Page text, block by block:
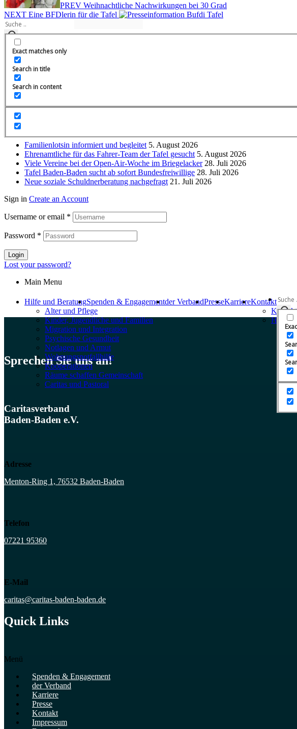
PREV Weihnachtliche Nachwirkungen bei 30 Grad
NEXT Eine BFDlerin für die Tafel
Exact matches only
Search in title
Search in content
Aus den Bereichen
Allgemein 39
Alter und Pflege
Integration und Teilhabe
Kinder, Jugendliche und Familien
Notlagen und Armut
Wohnungsnotfallhilfe 13
Beliebte Beiträge
Familienlotsin informiert und begleitet 5. August 2026
Ehrenamtliche für das Fahrer-Team der Tafel gesucht 5. August 2026
Viele Vereine bei der Open-Air-Woche im Briegelacker 28. Juli 2026
Tafel Baden-Baden sucht ab sofort Bundesfreiwillige 28. Juli 2026
Neue soziale Schuldnerberatung nachgefragt 21. Juli 2026
Sign in Create an Account
Username or email *
Password *
Login
Lost your password?
Main Menu
Hilfe und Beratung
Alter und Pflege
Kinder, Jugendliche und Familien
Migration und Integration​
Psychische Gesundheit
Notlagen und Armut
Wohnungs­notfallhilfe
Kooperationen
Räume schaffen Gemeinschaft
Caritas und Pastoral
Spenden & Engagementder VerbandPresseKarriereKontakt
Kontakt
Häufige
Sprechen Sie uns an!
Caritasverband
Baden-Baden e.V.
Adresse
Menton-Ring 1, 76532 Baden-Baden
Telefon
07221 95360
E-Mail
caritas@caritas-baden-baden.de
Quick Links
Menü
Spenden & Engagement
der Verband
Karriere
Presse
Kontakt
Impressum